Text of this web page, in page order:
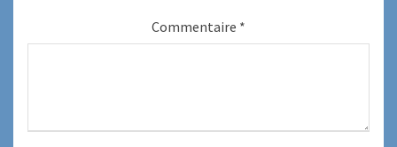
Commentaire *